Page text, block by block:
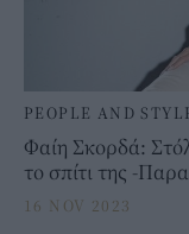
PEOPLE AND
Φαίη Σκορδά:
το σπίτι της -
16 NOV 2023